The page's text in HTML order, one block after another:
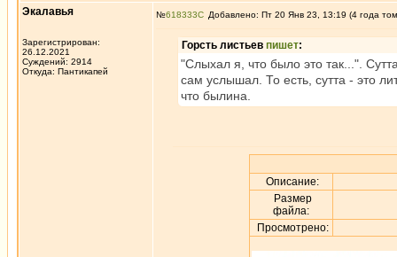
Экалавья
Зарегистрирован:
26.12.2021
Суждений: 2914
Откуда: Пантикапей
№618333 Добавлено: Пт 20 Янв 23, 13:19 (4 года
Горсть листьев пишет:
"Слыхал я, что было это так...".
сам услышал. То есть, сутта - это
что былина.
Описание:
Размер
файла:
Просмотрено: